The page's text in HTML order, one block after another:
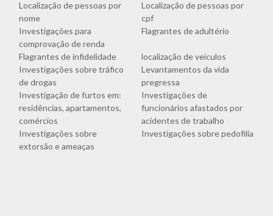
Localização de pessoas por
nome
Localização de pessoas por
cpf
Investigações para
comprovação de renda
Flagrantes de adultério
Flagrantes de infidelidade
localização de veículos
Investigações sobre tráfico
de drogas
Levantamentos da vida
pregressa
Investigação de furtos em:
residências, apartamentos,
comércios
Investigações de
funcionários afastados por
acidentes de trabalho
Investigações sobre
extorsão e ameaças
Investigações sobre pedofilia